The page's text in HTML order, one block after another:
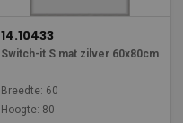
14.10433
Switch-it S mat zilver 60x80cm
Breedte: 60
Hoogte: 80